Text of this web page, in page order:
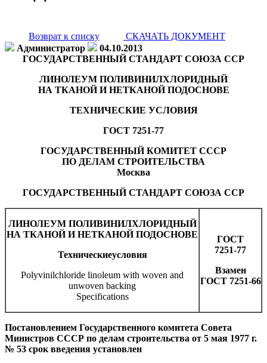
Возврат к списку
СКАЧАТЬ ДОКУМЕНТ
Администратор
04.10.2013
ГОСУДАРСТВЕННЫЙ СТАНДАРТ СОЮЗА ССР
ЛИНОЛЕУМ ПОЛИВИНИЛХЛОРИДНЫЙ
НА ТКАНОЙ И НЕТКАНОЙ ПОДОСНОВЕ
ТЕХНИЧЕСКИЕ УСЛОВИЯ
ГОСТ 7251-77
ГОСУДАРСТВЕННЫЙ КОМИТЕТ СССР
ПО ДЕЛАМ СТРОИТЕЛЬСТВА
Москва
ГОСУДАРСТВЕННЫЙ СТАНДАРТ СОЮЗА ССР
ЛИНОЛЕУМ ПОЛИВИНИЛХЛОРИДНЫЙ
НА ТКАНОЙ И НЕТКАНОЙ ПОДОСНОВЕ
Техническиеусловия
Polyvinilchloride linoleum with woven and
unwoven backing
Specifications
ГОСТ
7251-77
Взамен
ГОСТ 7251-66
Постановлением Государственного комитета Совета
Министров СССР по делам строительства от 5 мая 1977 г.
№ 53 срок введения установлен